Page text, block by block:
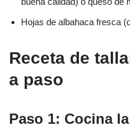
Hojas de albahaca fresca
Receta de
a paso
Paso 1: Cocina